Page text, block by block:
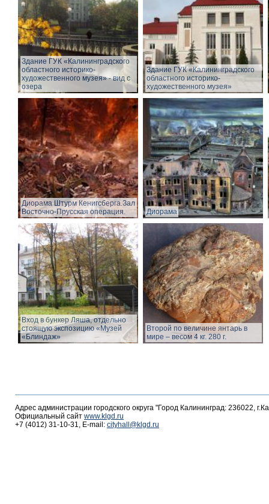
Здание ГУК «Калининградского
областного историко-
художественного музея» - вид с
озера
Здание ГУК «Калининградского
областного историко-
художественного музея»
Диорама Штурм Кенигсберга.Зал
Восточно-Прусская операция.
Диорама
Вход в бункер Ляша, отдельно
стоящую экспозицию «Музей
«Блиндаж»
Второй по величине янтарь в
мире – весом 4 кг. 280 г.
Адрес администрации городского округа "Город Калининград: 236022,
Официальный сайт www.klgd.ru
+7 (4012) 31-10-31, E-mail: cityhall@klgd.ru